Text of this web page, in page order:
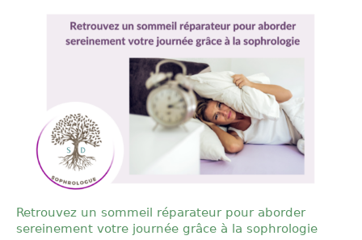
Retrouvez un sommeil réparateur pour aborder
sereinement votre journée grâce à la sophrologie